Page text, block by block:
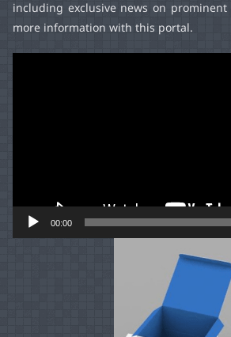
including exclusive news on prominent
more information with this portal.
00:00